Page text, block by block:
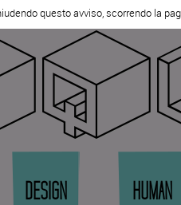
DESIGN HUMAN
questo avviso, scorrendo la